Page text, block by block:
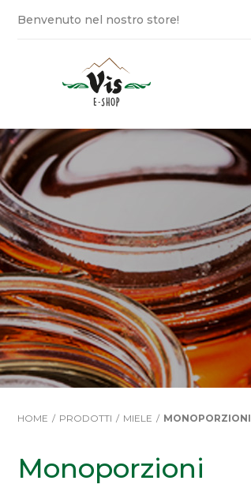
HOME PRODOTTI MIELE MONOPORZIONI
Monoporzioni
Benvenuto nel nostro store!